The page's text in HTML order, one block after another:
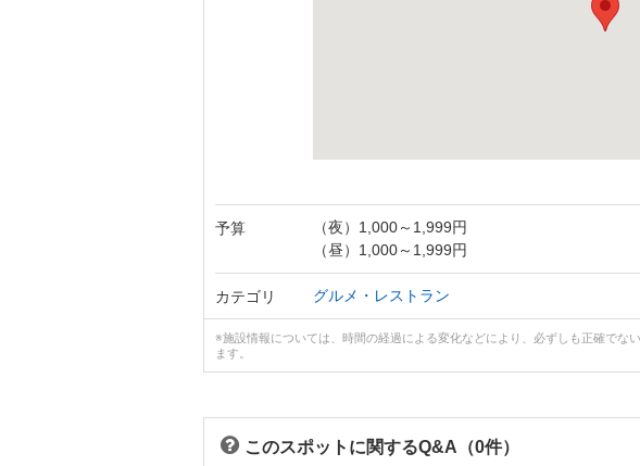
予算
（夜）1,000～1,999円
（昼）1,000～1,999円
カテゴリ グルメ・レストラン
※施設情報については、時間の経過による変化などにより、必ずしも正確でな
ます。
このスポットに関するQ&A（0件）